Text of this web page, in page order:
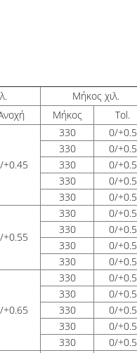
Μήκος χιλ.
Μήκος
Tol.
+0.45
330
0/+0.5
330
0/+0.5
330
0/+0.5
330
0/+0.5
330
0/+0.5
+0.55
330
0/+0.5
330
0/+0.5
330
0/+0.5
330
0/+0.5
+0.65
330
0/+0.5
330
0/+0.5
330
0/+0.5
330
0/+0.5
330
0/+0.5